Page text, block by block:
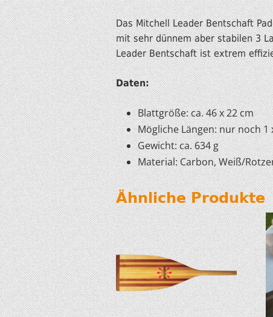
Das Mitchell Leader Bentschaft
mit sehr dünnem aber stabilen 3
Leader Bentschaft ist extrem
Daten:
Blattgröße: ca. 46 x 22 cm
Mögliche Längen: nur noch 1
Gewicht: ca. 634 g
Material: Carbon, Weiß/
Ähnliche Produkte